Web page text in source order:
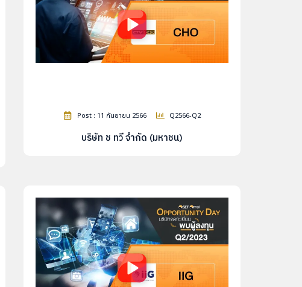
Post : 11 กันยายน 2566 Q2566-Q2
บริษัท ช ทวี จำกัด (มหาชน)